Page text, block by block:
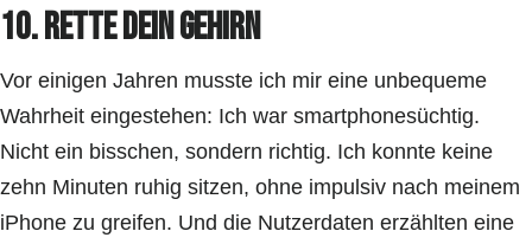
10. Rette dein Gehirn
Vor einigen Jahren musste ich mir eine unbequeme
Wahrheit eingestehen: Ich war smartphonesüchtig.
Nicht ein bisschen, sondern richtig. Ich konnte keine
zehn Minuten ruhig sitzen, ohne impulsiv nach meinem
iPhone zu greifen. Und die Nutzerdaten erzählten eine